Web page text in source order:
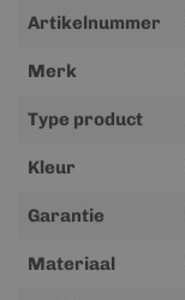
Meer
Artikelnummer
Merk
Type product
Kleur
Garantie
Materiaal